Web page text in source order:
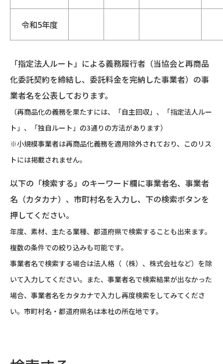
令和5年度
「指定法人ルート」による義務履行者（当協会と再商品
化委託契約を締結し、委託料金を完納した事業者）の事
業者名を公表しております。
（再商品化の義務を果たすには、「自主回収」、「指定法人ルー
ト」、「独自ルート」の3通りの方法があります）
※小規模事業者は再商品化義務を適用除外されており、このリス
トには掲載されません。
以下の「検索する」のキーワード欄に事業者名、事業者
名（カタカナ）、市町村名を入力し、下の検索ボタンを
押してください。
年度、素材、主たる業種、都道府県で検索することも出来ます。
複数の条件での絞り込みも可能です。
事業者名で検索する場合は法人格（（株）、株式会社など）を除
いて入力してください。また、事業者名で検索結果が出なかった
場合、事業者名をカタカナで入力し再度検索をしてみてくださ
い。市町村名・都道府県名は本社の所在地です。